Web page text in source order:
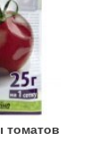
томатов